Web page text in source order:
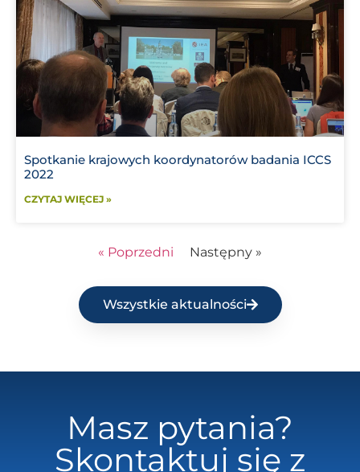
Spotkanie krajowych koordynatorów badania ICCS
2022
CZYTAJ WIĘCEJ »
« Poprzedni Następny »
Wszystkie aktualności
Masz pytania?
Skontaktuj się z